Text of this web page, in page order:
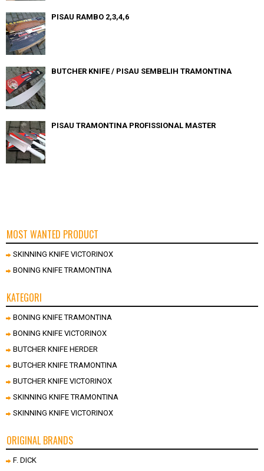
PISAU RAMBO 2,3,4,6
BUTCHER KNIFE / PISAU SEMBELIH TRAMONTINA
PISAU TRAMONTINA PROFISSIONAL MASTER
MOST WANTED PRODUCT
SKINNING KNIFE VICTORINOX
BONING KNIFE TRAMONTINA
KATEGORI
BONING KNIFE TRAMONTINA
BONING KNIFE VICTORINOX
BUTCHER KNIFE HERDER
BUTCHER KNIFE TRAMONTINA
BUTCHER KNIFE VICTORINOX
SKINNING KNIFE TRAMONTINA
SKINNING KNIFE VICTORINOX
ORIGINAL BRANDS
F. DICK